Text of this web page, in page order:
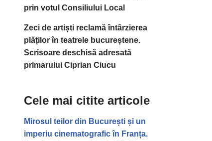
prin votul Consiliului Local
Zeci de artiști reclamă întârzierea
plăților în teatrele bucureștene.
Scrisoare deschisă adresată
primarului Ciprian Ciucu
Cele mai citite articole
Mirosul teilor din București și un
imperiu cinematografic în Franța.